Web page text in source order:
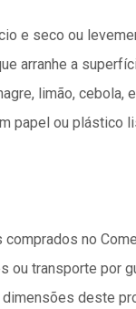
e seco ou
arranhe a
limão, cebola,
papel ou plástico
no
transporte por
deste